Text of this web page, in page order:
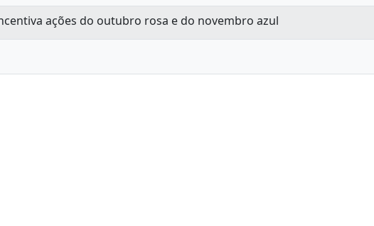
ações do outubro rosa e do novembro azul